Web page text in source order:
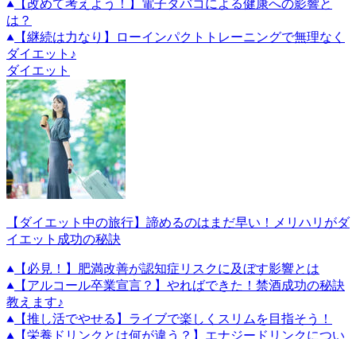
【改めて考えよう！】電子タバコによる健康への影響と
は？
【継続は力なり】ローインパクトトレーニングで無理なく
ダイエット♪
ダイエット
【ダイエット中の旅行】諦めるのはまだ早い！メリハリがダ
イエット成功の秘訣
【必見！】肥満改善が認知症リスクに及ぼす影響とは
【アルコール卒業宣言？】やればできた！禁酒成功の秘訣
教えます♪
【推し活でやせる】ライブで楽しくスリムを目指そう！
【栄養ドリンクとは何が違う？】エナジードリンクについ